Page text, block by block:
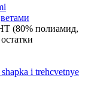
(80% полиамид,